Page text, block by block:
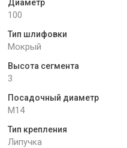
Диаметр
100
Тип шлифовки
Мокрый
Высота сегмента
3
Посадочный диаметр
M14
Тип крепления
Липучка